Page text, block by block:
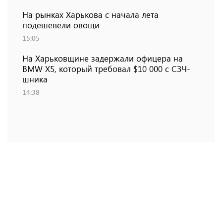
На рынках Харькова с начала лета
подешевели овощи
15:05
На Харьковщине задержали офицера на
BMW Х5, который требовал $10 000 с СЗЧ-
шника
14:38